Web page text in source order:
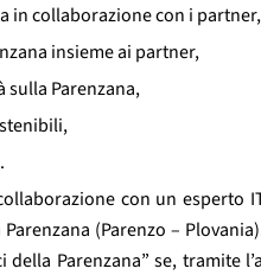
in collaborazione con i partner,
insieme ai partner,
sulla Parenzana,
con un esperto
(Parenzo –
della Parenzana” se, tramite